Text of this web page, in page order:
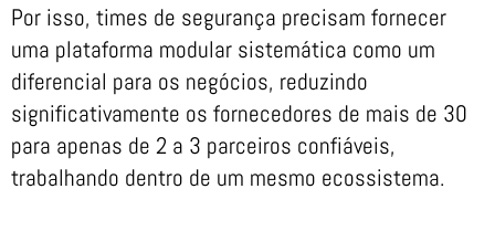
Por isso, times de segurança precisam fornecer
uma plataforma modular sistemática como um
diferencial para os negócios, reduzindo
significativamente os fornecedores de mais de 30
para apenas de 2 a 3 parceiros confiáveis,
trabalhando dentro de um mesmo ecossistema.